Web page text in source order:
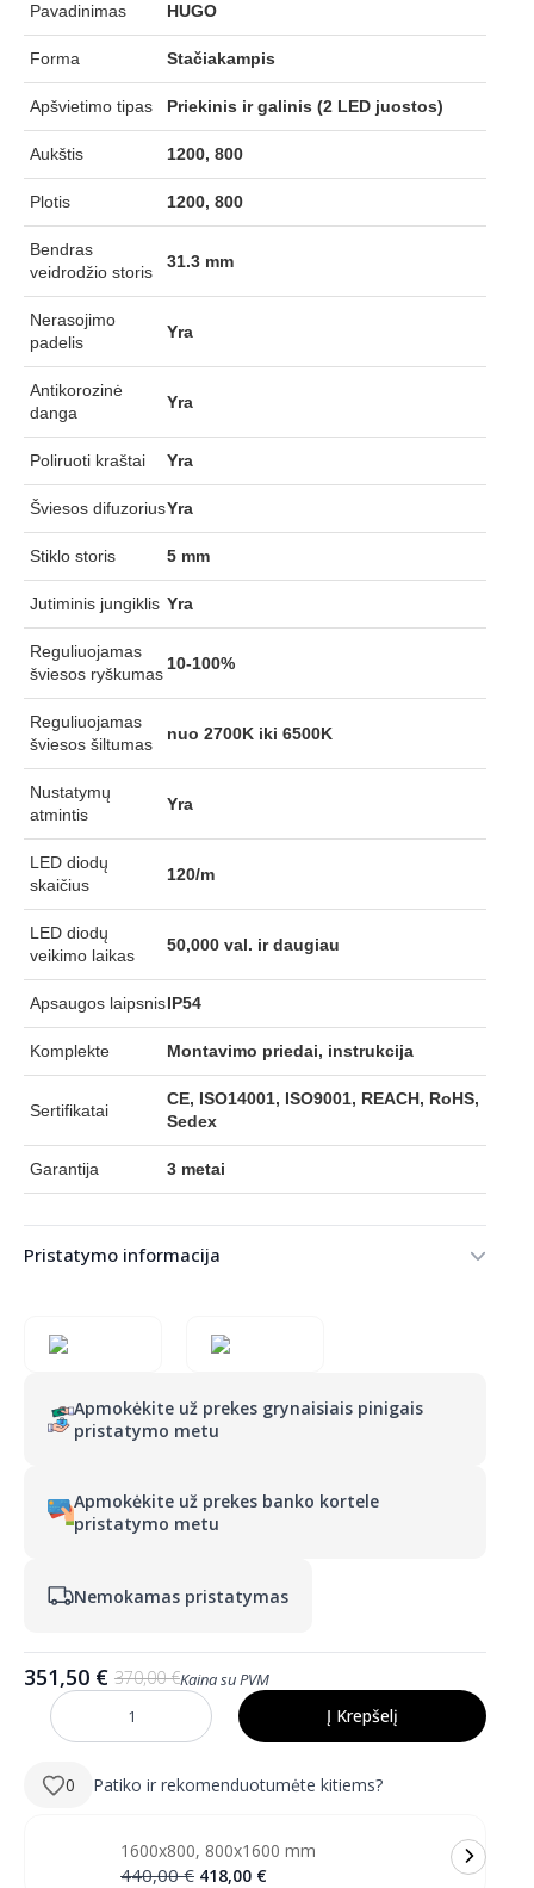
Pavadinimas HUGO
Forma Stačiakampis
Apšvietimo tipas Priekinis ir galinis (2 LED juostos)
Aukštis 1200, 800
Plotis 1200, 800
Bendras
veidrodžio storis
31.3 mm
Nerasojimo
padelis
Yra
Antikorozinė
danga
Yra
Poliruoti kraštai Yra
Šviesos difuzoriusYra
Stiklo storis 5 mm
Jutiminis jungiklis Yra
Reguliuojamas
šviesos ryškumas
10-100%
Reguliuojamas
šviesos šiltumas
nuo 2700K iki 6500K
Nustatymų
atmintis
Yra
LED diodų
skaičius
120/m
LED diodų
veikimo laikas
50,000 val. ir daugiau
Apsaugos laipsnisIP54
Komplekte Montavimo priedai, instrukcija
Sertifikatai
CE, ISO14001, ISO9001, REACH, RoHS,
Sedex
Garantija 3 metai
Pristatymo informacija
Apmokėkite už prekes grynaisiais pinigais
pristatymo metu
Apmokėkite už prekes banko kortele
pristatymo metu
Nemokamas pristatymas
370,00€
Pradinė
kaina
buvo:
351,50 €
Dabartinė
kaina
yra:
Kaina su PVM
produkto
kiekis:
mm
su
priekiniu
Į Krepšelį
0 Patiko ir rekomenduotumėte kitiems?
1600x800, 800x1600 mm
440,00€ Pradinė
418,00 €Dabartinė